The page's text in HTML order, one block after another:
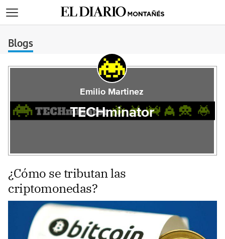
Blogs
Emilio Martinez
TECHminator
¿Cómo se tributan las
criptomonedas?